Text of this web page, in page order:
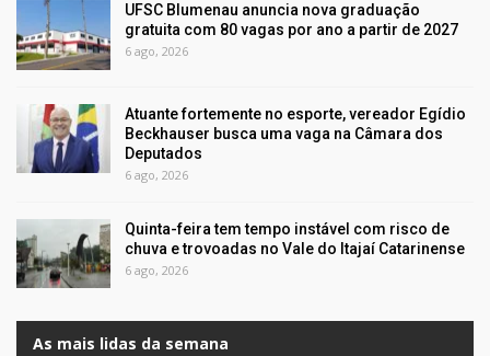
UFSC Blumenau anuncia nova graduação
gratuita com 80 vagas por ano a partir de 2027
6 ago, 2026
Atuante fortemente no esporte, vereador Egídio
Beckhauser busca uma vaga na Câmara dos
Deputados
6 ago, 2026
Quinta-feira tem tempo instável com risco de
chuva e trovoadas no Vale do Itajaí Catarinense
6 ago, 2026
As mais lidas da semana